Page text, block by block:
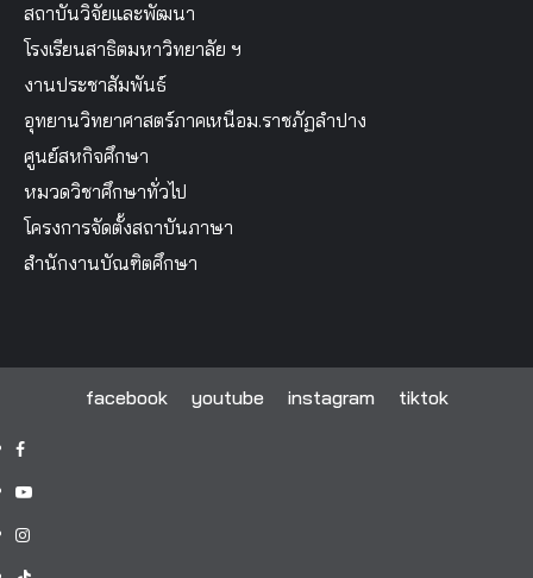
สถาบันวิจัยและพัฒนา
โรงเรียนสาธิตมหาวิทยาลัย ฯ
งานประชาสัมพันธ์
อุทยานวิทยาศาสตร์ภาคเหนือม.ราชภัฏลำปาง
ศูนย์สหกิจศึกษา
หมวดวิชาศึกษาทั่วไป
โครงการจัดตั้งสถาบันภาษา
สำนักงานบัณฑิตศึกษา
facebook youtube instagram tiktok
facebook
youtube
instagram